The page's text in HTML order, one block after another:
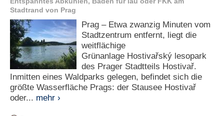
Stadtrand von Prag
Prag – Etwa zwanzig Minuten vom
Stadtzentrum entfernt, liegt die
weitflächige
Grünanlage Hostivařský lesopark
des Prager Stadtteils Hostivař.
Inmitten eines Waldparks gelegen, befindet sich die
größte Wasserfläche Prags: der Stausee Hostivař
oder... mehr ›